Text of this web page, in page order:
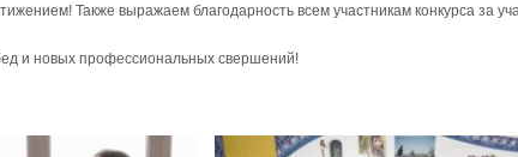
Также выражаем благодарность всем участникам конкурса за
и новых профессиональных свершений!